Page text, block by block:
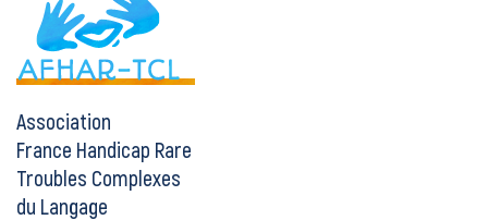
Association
France Handicap Rare
Troubles Complexes
du Langage